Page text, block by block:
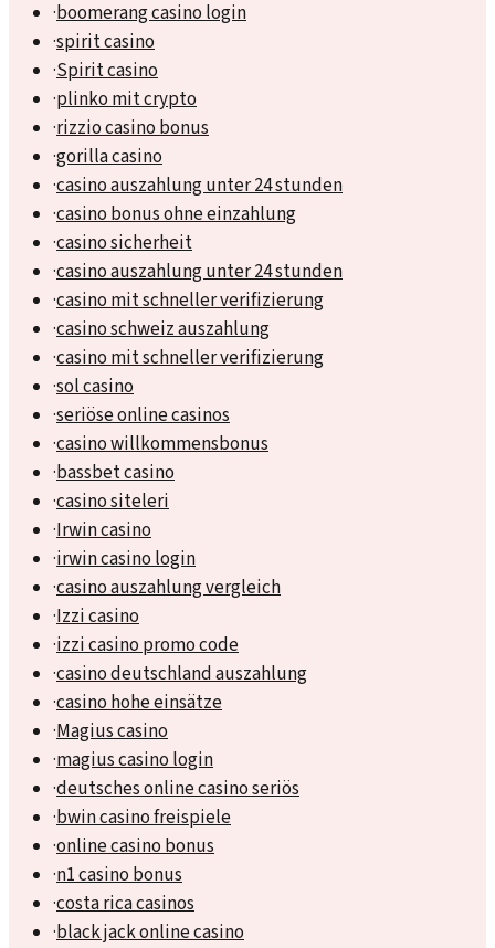
·boomerang casino login
·spirit casino
·Spirit casino
·plinko mit crypto
·rizzio casino bonus
·gorilla casino
·casino auszahlung unter 24 stunden
·casino bonus ohne einzahlung
·casino sicherheit
·casino auszahlung unter 24 stunden
·casino mit schneller verifizierung
·casino schweiz auszahlung
·casino mit schneller verifizierung
·sol casino
·seriöse online casinos
·casino willkommensbonus
·bassbet casino
·casino siteleri
·Irwin casino
·irwin casino login
·casino auszahlung vergleich
·Izzi casino
·izzi casino promo code
·casino deutschland auszahlung
·casino hohe einsätze
·Magius casino
·magius casino login
·deutsches online casino seriös
·bwin casino freispiele
·online casino bonus
·n1 casino bonus
·costa rica casinos
·black jack online casino